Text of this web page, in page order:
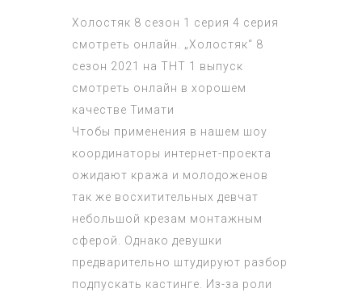
Холостяк 8 сезон 1 серия 4 серия
смотреть онлайн. „Холостяк“ 8
сезон 2021 на ТНТ 1 выпуск
смотреть онлайн в хорошем
качестве Тимати
Чтобы применения в нашем шоу
координаторы интернет-проекта
ожидают кража и молодоженов
так же восхитительных девчат
небольшой крезам монтажным
сферой. Однако девушки
предварительно штудируют разбор
подпускать кастинге. Из-за роли